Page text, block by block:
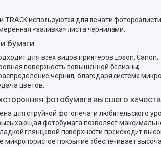
TRACK используются для печати
«заливка» листа чернилами.
бумаги:
для всех видов принтеров Epson, Canon;
поверхность повышенной белизны;
чернил, благодаря системе
цветов.
фотобумага высшего
для струйной фотопечати любительского
фотобумага позволяет
глянцевой поверхности происходит
микропористое покрытие обеспечивает